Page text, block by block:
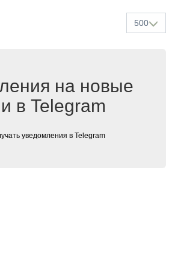
500
на новые
в Telegram
уведомления в Telegram